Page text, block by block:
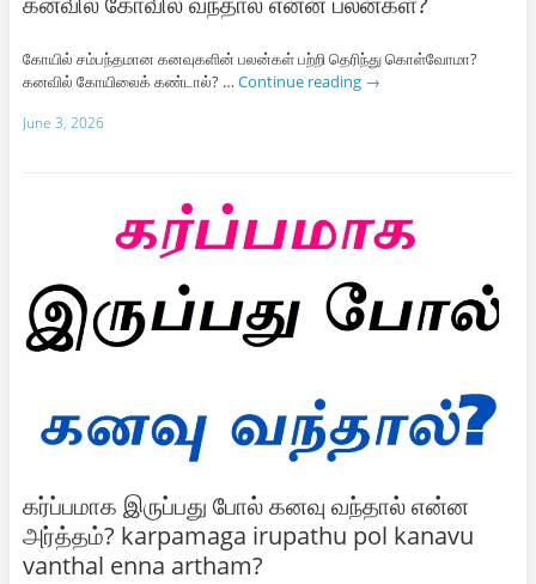
கோயில் சம்பந்தமான கனவுகளின் பலன்கள் பற்றி தெரிந்து கொள்வோமா?
கனவில் கோயிலைக் கண்டால்? … Continue reading →
June 3, 2026
கர்ப்பமாக இருப்பது போல் கனவு வந்தால் என்ன
அர்த்தம்? karpamaga irupathu pol kanavu
vanthal enna artham?